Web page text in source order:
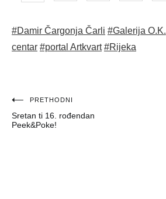
#Damir Čargonja Čarli #Galerija O.K.
centar #portal Artkvart #Rijeka
Navigacija
objava
PRETHODNI
Sretan ti 16. rođendan
Peek&Poke!